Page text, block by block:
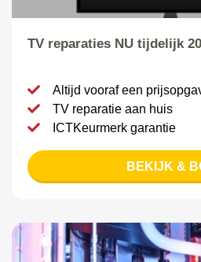
TV reparaties NU tijdelijk
Altijd vooraf een
TV reparatie aan huis
ICTKeurmerk garantie
BEKIJK &